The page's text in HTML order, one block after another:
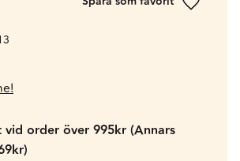
Lägg till
vid order över 995kr (Annars